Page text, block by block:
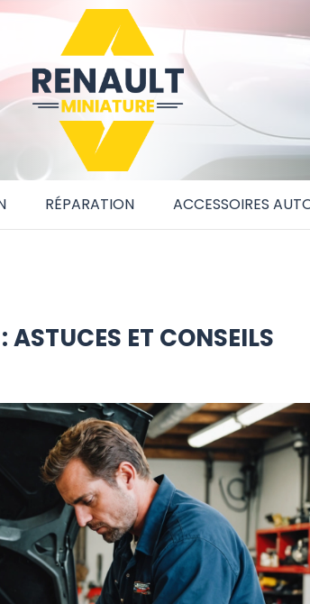
RÉPARATION ACCESSOIRES
ET CONSEILS